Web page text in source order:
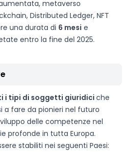
metaverso
Distributed Ledger, NFT
una durata di 6 mesi e
entro la fine del 2025.
i tipi di soggetti giuridici che
a fare da pionieri nel futuro
delle competenze nel
profonde in tutta Europa.
stabiliti nei seguenti Paesi: